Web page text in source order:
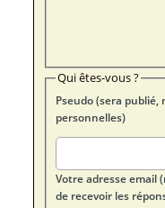
Qui êtes-vous ?
Pseudo (sera
personnelles)
Votre adresse email
de recevoir les